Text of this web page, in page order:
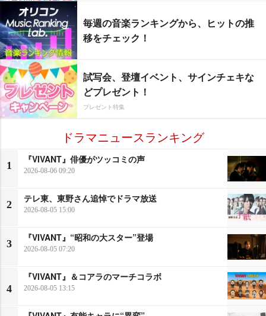
毎週の音楽ランキングから、ヒットの推
移をチェック！
試写会、登壇イベント、サインチェキな
どプレゼント！
プレゼント特集
ドラマニュースランキング
1
『VIVANT』俳優がツッコミの声
2026-08-06 09:20
2
テレ東、東野さん追悼でドラマ放送
2026-08-05 15:00
3
『VIVANT』“昭和の大スター”登場
2026-08-05 07:20
4
『VIVANT』＆コアラのマーチコラボ
2026-08-05 13:15